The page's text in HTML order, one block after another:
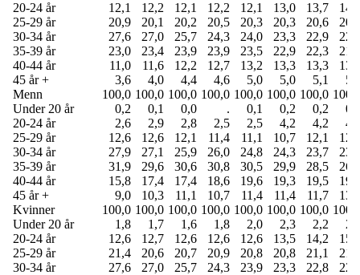
20-24 år
12,1 12,2 12,1 12,2 12,1 13,0 13,7
25-29 år
20,9 20,1 20,2 20,5 20,3 20,3 20,6
30-34 år
27,6 27,0 25,7 24,3 24,0 23,3 22,9
35-39 år
23,0 23,4 23,9 23,9 23,5 22,9 22,3
40-44 år
11,0 11,6 12,2 12,7 13,2 13,3 13,3
45 år +
3,6 4,0 4,4 4,6 5,0 5,0 5,1
Menn
100,0 100,0 100,0 100,0 100,0 100,0 100,0
Under 20 år
0,2 0,1 0,0 . 0,1 0,2 0,2
20-24 år
2,6 2,9 2,8 2,5 2,5 4,2 4,2
25-29 år
12,6 12,6 12,1 11,4 11,1 10,7 12,1
30-34 år
27,9 27,1 25,9 26,0 24,8 24,3 23,7
35-39 år
31,9 29,6 30,6 30,8 30,5 29,9 28,5
40-44 år
15,8 17,4 17,4 18,6 19,6 19,3 19,5
45 år +
9,0 10,3 11,1 10,7 11,4 11,4 11,7
Kvinner
100,0 100,0 100,0 100,0 100,0 100,0 100,0
Under 20 år
1,8 1,7 1,6 1,8 2,0 2,3 2,2
20-24 år
12,6 12,7 12,6 12,6 12,6 13,5 14,2
25-29 år
21,4 20,6 20,7 20,9 20,8 20,8 21,1
30-34 år
27,6 27,0 25,7 24,3 23,9 23,3 22,8